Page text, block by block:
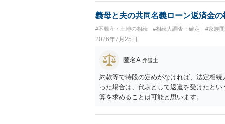
義母と夫の共同名義ローン返済金
#不動産・土地の相続 #相続人調査・確定 #家族
2026年7月25日
匿名A 弁護士
約款等で特段の定めがなければ、法定相
った場合は、代表として返還を受けたと
算を求めることは可能と思います。